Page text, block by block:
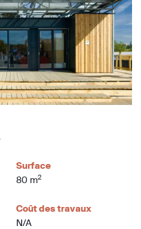
Surface
80 m2
Coût des travaux
N/A